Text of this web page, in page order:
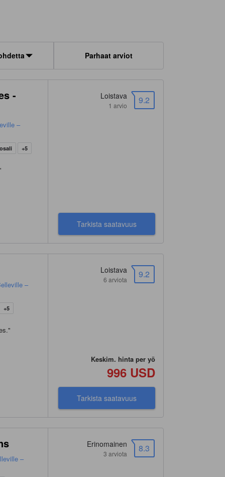
Parhaat arviot
-
–
+5
9.2
Loistava
1 arvio
Tarkista saatavuus
–
+5
"
9.2
Loistava
6 arviota
Keskim. hinta per yö
996 USD
Tarkista saatavuus
–
8.3
Erinomainen
3 arviota